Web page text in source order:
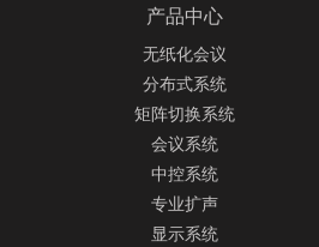
产品中心
无纸化会议
分布式系统
矩阵切换系统
会议系统
中控系统
专业扩声
显示系统